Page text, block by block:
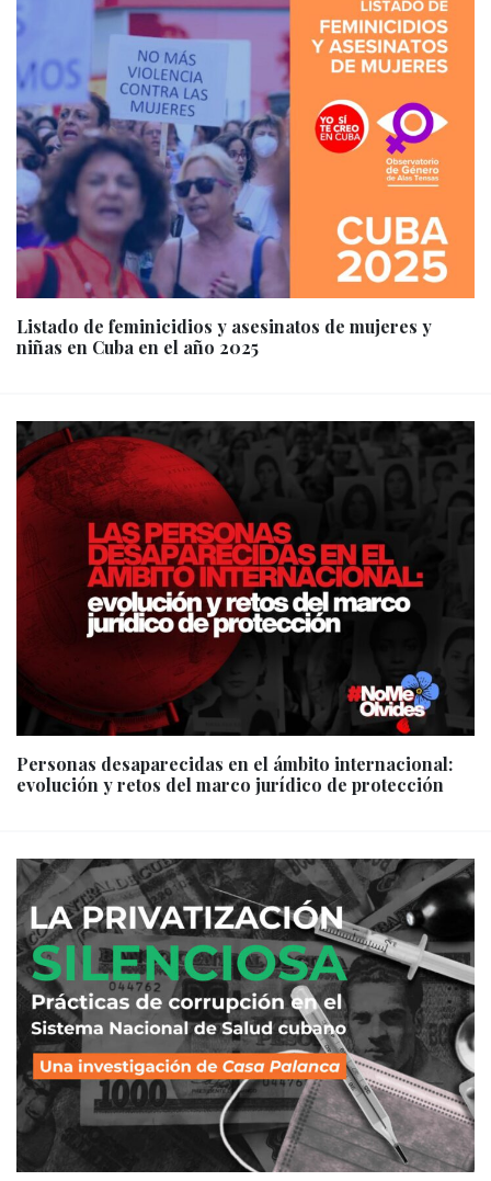
Listado de feminicidios y asesinatos de mujeres y
niñas en Cuba en el año 2025
Personas desaparecidas en el ámbito internacional:
evolución y retos del marco jurídico de protección